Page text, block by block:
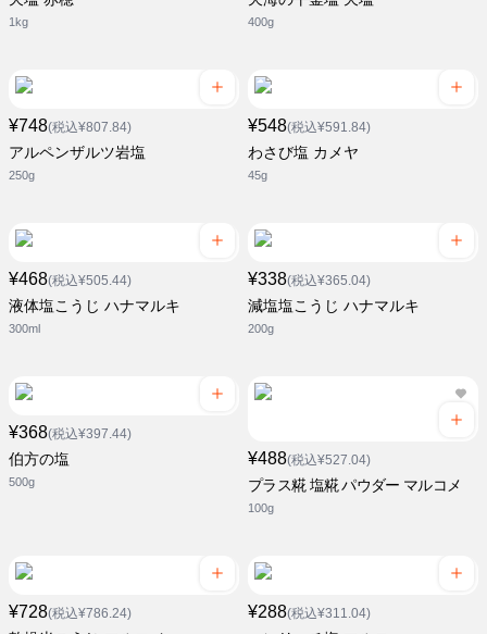
1kg 400g
¥748(税込¥807.84)
アルペンザルツ岩塩
250g
¥548(税込¥591.84)
わさび塩 カメヤ
45g
¥468(税込¥505.44)
液体塩こうじ ハナマルキ
300ml
¥338(税込¥365.04)
減塩塩こうじ ハナマルキ
200g
¥368(税込¥397.44)
伯方の塩
500g
¥488(税込¥527.04)
プラス糀 塩糀 パウダー マルコメ
100g
¥728(税込¥786.24) ¥288(税込¥311.04)